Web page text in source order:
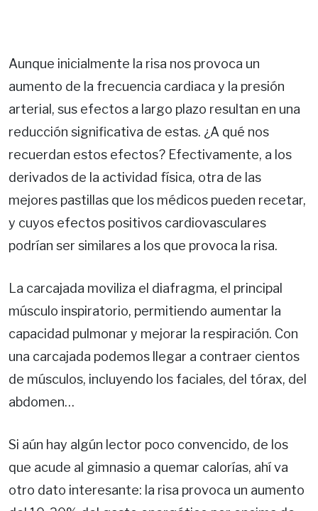
Aunque inicialmente la risa nos provoca un
aumento de la frecuencia cardiaca y la presión
arterial, sus efectos a largo plazo resultan en una
reducción significativa de estas. ¿A qué nos
recuerdan estos efectos? Efectivamente, a los
derivados de la actividad física, otra de las
mejores pastillas que los médicos pueden recetar,
y cuyos efectos positivos cardiovasculares
podrían ser similares a los que provoca la risa.
La carcajada moviliza el diafragma, el principal
músculo inspiratorio, permitiendo aumentar la
capacidad pulmonar y mejorar la respiración. Con
una carcajada podemos llegar a contraer cientos
de músculos, incluyendo los faciales, del tórax, del
abdomen…
Si aún hay algún lector poco convencido, de los
que acude al gimnasio a quemar calorías, ahí va
otro dato interesante: la risa provoca un aumento